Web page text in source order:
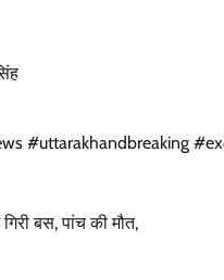
#uttarakhandbreaking
बस, पांच की मौत,